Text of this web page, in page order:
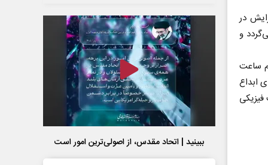
در
و
ساعت
ابداع
فیزیکی
ببینید | اتحاد مقدس، از اصولی‌ترین امور است